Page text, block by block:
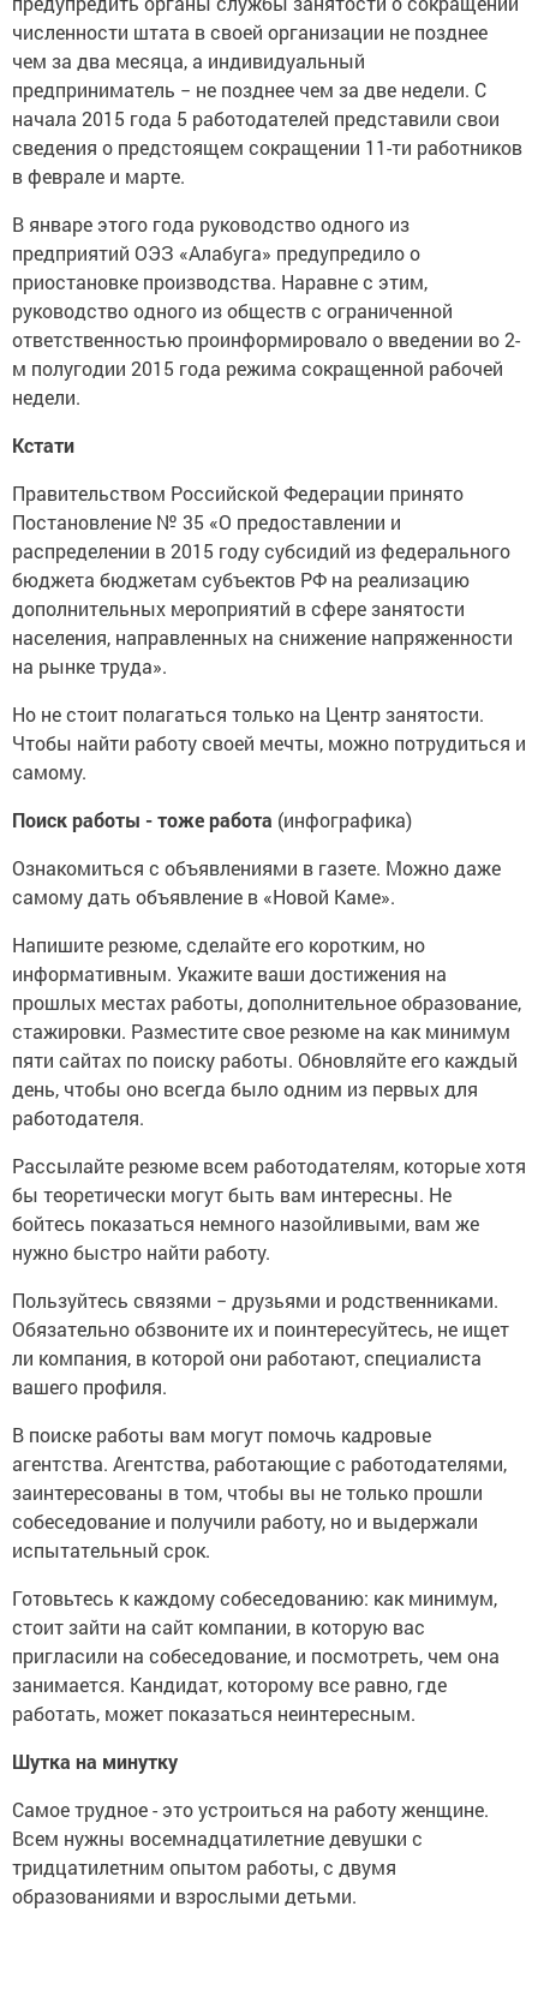
численности штата в своей организации не позднее
чем за два месяца, а индивидуальный
предприниматель − не позднее чем за две недели. С
начала 2015 года 5 работодателей представили свои
сведения о предстоящем сокращении 11-ти работников
в феврале и марте.
В январе этого года руководство одного из
предприятий ОЭЗ «Алабуга» предупредило о
приостановке производства. Наравне с этим,
руководство одного из обществ с ограниченной
ответственностью проинформировало о введении во 2-
м полугодии 2015 года режима сокращенной рабочей
недели.
Кстати
Правительством Российской Федерации принято
Постановление № 35 «О предоставлении и
распределении в 2015 году субсидий из федерального
бюджета бюджетам субъектов РФ на реализацию
дополнительных мероприятий в сфере занятости
населения, направленных на снижение напряженности
на рынке труда».
Но не стоит полагаться только на Центр занятости.
Чтобы найти работу своей мечты, можно потрудиться и
самому.
Поиск работы - тоже работа (инфографика)
Ознакомиться с объявлениями в газете. Можно даже
самому дать объявление в «Новой Каме».
Напишите резюме, сделайте его коротким, но
информативным. Укажите ваши достижения на
прошлых местах работы, дополнительное образование,
стажировки. Разместите свое резюме на как минимум
пяти сайтах по поиску работы. Обновляйте его каждый
день, чтобы оно всегда было одним из первых для
работодателя.
Рассылайте резюме всем работодателям, которые хотя
бы теоретически могут быть вам интересны. Не
бойтесь показаться немного назойливыми, вам же
нужно быстро найти работу.
Пользуйтесь связями − друзьями и родственниками.
Обязательно обзвоните их и поинтересуйтесь, не ищет
ли компания, в которой они работают, специалиста
вашего профиля.
В поиске работы вам могут помочь кадровые
агентства. Агентства, работающие с работодателями,
заинтересованы в том, чтобы вы не только прошли
собеседование и получили работу, но и выдержали
испытательный срок.
Готовьтесь к каждому собеседованию: как минимум,
стоит зайти на сайт компании, в которую вас
пригласили на собеседование, и посмотреть, чем она
занимается. Кандидат, которому все равно, где
работать, может показаться неинтересным.
Шутка на минутку
Самое трудное - это устроиться на работу женщине.
Всем нужны восемнадцатилетние девушки с
тридцатилетним опытом работы, с двумя
образованиями и взрослыми детьми.